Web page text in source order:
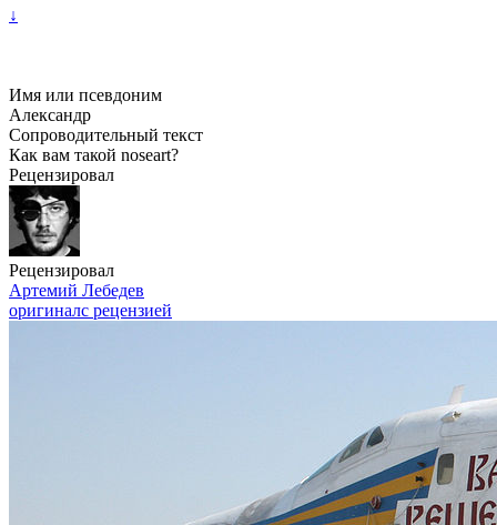
↓
Имя или псевдоним
Александр
Сопроводительный текст
Как вам такой noseart?
Рецензировал
Рецензировал
Артемий Лебедев
оригиналс рецензией